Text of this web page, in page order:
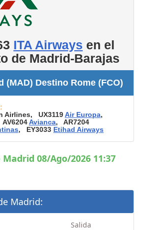
ITA Airways en el
de Madrid-Barajas
(MAD) Destino Rome (FCO)
Airlines, UX3119Air Europa,
Avianca, AR7204
, EY3033 Etihad Airways
08/Ago/2026 11:37
Madrid:
Salida